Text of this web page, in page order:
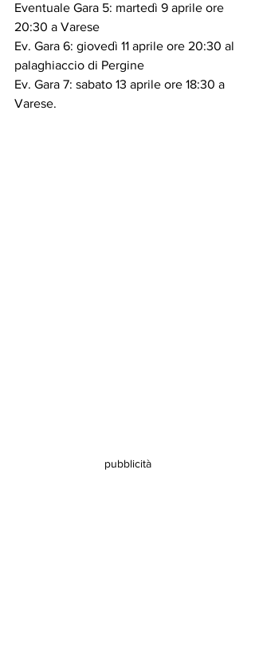
Eventuale Gara 5: martedì 9 aprile ore
20:30 a Varese
Ev. Gara 6: giovedì 11 aprile ore 20:30 al
palaghiaccio di Pergine
Ev. Gara 7: sabato 13 aprile ore 18:30 a
Varese.
pubblicità